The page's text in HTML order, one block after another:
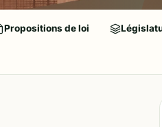
Propositions de loi